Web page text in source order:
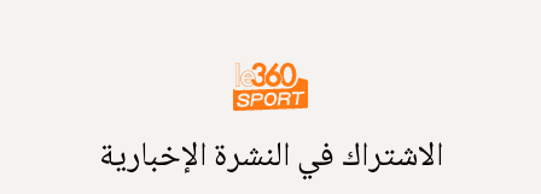
الاشتراك في النشرة الإخبارية